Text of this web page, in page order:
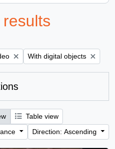
filter:Remove filter:
With digital objects
Table view
Direction: Ascending